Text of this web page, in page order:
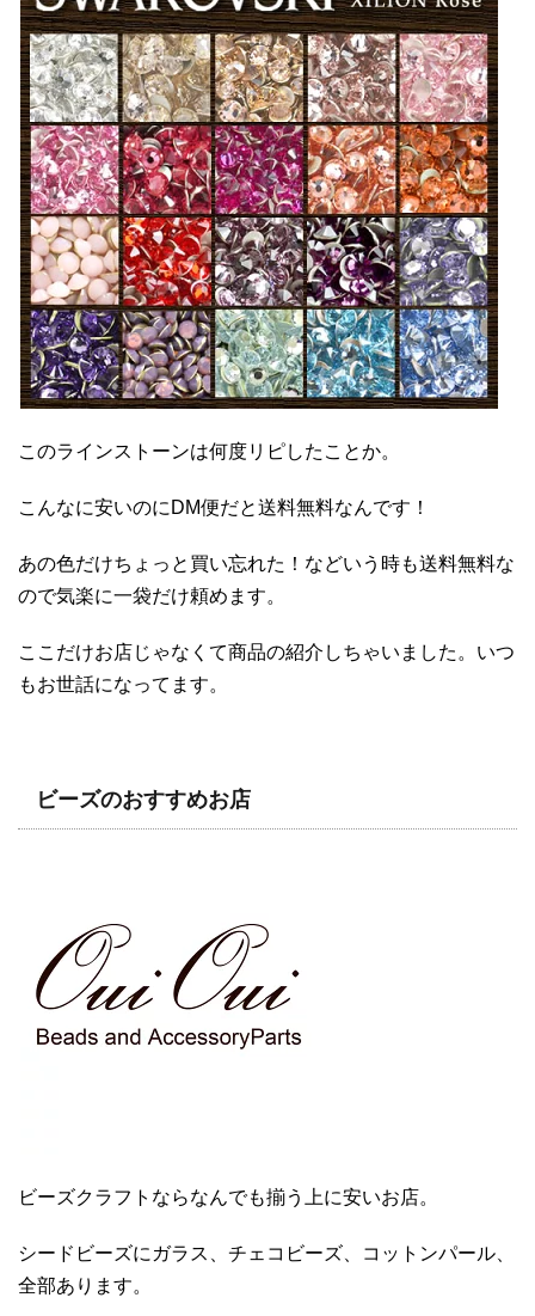
このラインストーンは何度リピしたことか。
こんなに安いのにDM便だと送料無料なんです！
あの色だけちょっと買い忘れた！などいう時も送料無料な
ので気楽に一袋だけ頼めます。
ここだけお店じゃなくて商品の紹介しちゃいました。いつ
もお世話になってます。
ビーズのおすすめお店
ビーズクラフトならなんでも揃う上に安いお店。
シードビーズにガラス、チェコビーズ、コットンパール、
全部あります。